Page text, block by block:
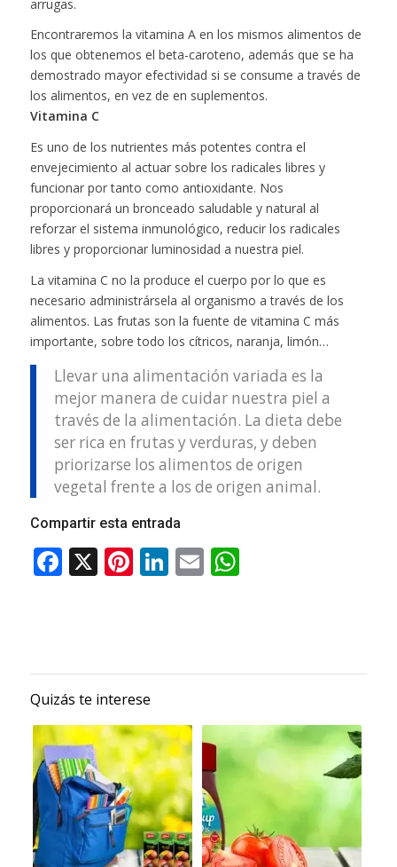
arrugas.
Encontraremos la vitamina A en los mismos alimentos de
los que obtenemos el beta-caroteno, además que se ha
demostrado mayor efectividad si se consume a través de
los alimentos, en vez de en suplementos.
Vitamina C
Es uno de los nutrientes más potentes contra el
envejecimiento al actuar sobre los radicales libres y
funcionar por tanto como antioxidante. Nos
proporcionará un bronceado saludable y natural al
reforzar el sistema inmunológico, reducir los radicales
libres y proporcionar luminosidad a nuestra piel.
La vitamina C no la produce el cuerpo por lo que es
necesario administrársela al organismo a través de los
alimentos. Las frutas son la fuente de vitamina C más
importante, sobre todo los cítricos, naranja, limón…
Llevar una alimentación variada es la
mejor manera de cuidar nuestra piel a
través de la alimentación. La dieta debe
ser rica en frutas y verduras, y deben
priorizarse los alimentos de origen
vegetal frente a los de origen animal.
Compartir esta entrada
Quizás te interese